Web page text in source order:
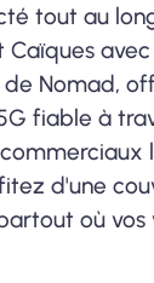
tout au
Caïques
de Nomad,
fiable à
d'une
où vos